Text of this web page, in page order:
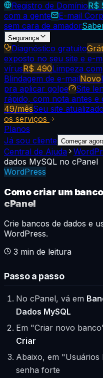
Registro de DomínioR$
com a gente
E-mail
sem cara de amador
Segurança
Diagnóstico gratuito
exposto no seu site e e-
vírusR$ 490Limpeza
Blindagem de e-mailNovo
pra aplicar golpe
Site
rápido, com nota antes e
49/mêsSeu site
os serviços
Planos
Já sou cliente Começar
Central de Ajuda
dados MySQL no cPanel
WordPress
Como criar um
cPanel
Crie bancos de dados e
WordPress.
3 min de leitura
Passo a passo
No cPanel, vá em
Dados MySQL
Em "Criar novo
Criar
Abaixo, em "Usuários
senha forte